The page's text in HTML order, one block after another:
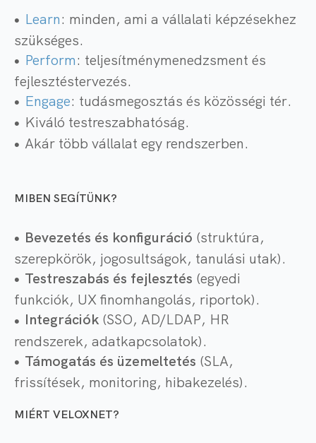
Learn: minden, ami a vállalati képzésekhez
szükséges.
Perform: teljesítménymenedzsment és
fejlesztéstervezés.
Engage: tudásmegosztás és közösségi tér.
Kiváló testreszabhatóság.
Akár több vállalat egy rendszerben.
MIBEN SEGÍTÜNK?
Bevezetés és konfiguráció (struktúra,
szerepkörök, jogosultságok, tanulási utak).
Testreszabás és fejlesztés (egyedi
funkciók, UX finomhangolás, riportok).
Integrációk (SSO, AD/LDAP, HR
rendszerek, adatkapcsolatok).
Támogatás és üzemeltetés (SLA,
frissítések, monitoring, hibakezelés).
MIÉRT VELOXNET?